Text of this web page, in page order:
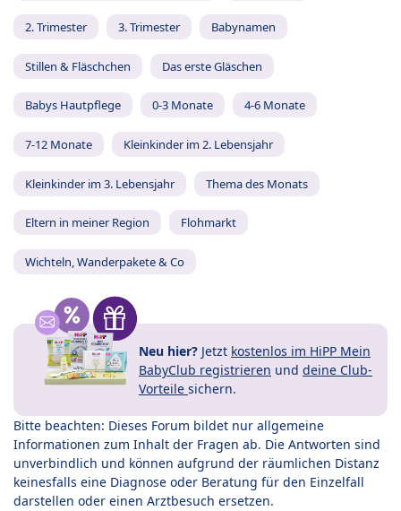
2. Trimester 3. Trimester Babynamen
Stillen & Fläschchen Das erste Gläschen
Babys Hautpflege 0-3 Monate 4-6 Monate
7-12 Monate Kleinkinder im 2. Lebensjahr
Kleinkinder im 3. Lebensjahr Thema des Monats
Eltern in meiner Region Flohmarkt
Wichteln, Wanderpakete & Co
Neu hier? Jetzt kostenlos im HiPP Mein
BabyClub registrieren und deine Club-
Vorteile sichern.
Bitte beachten: Dieses Forum bildet nur allgemeine
Informationen zum Inhalt der Fragen ab. Die Antworten sind
unverbindlich und können aufgrund der räumlichen Distanz
keinesfalls eine Diagnose oder Beratung für den Einzelfall
darstellen oder einen Arztbesuch ersetzen.